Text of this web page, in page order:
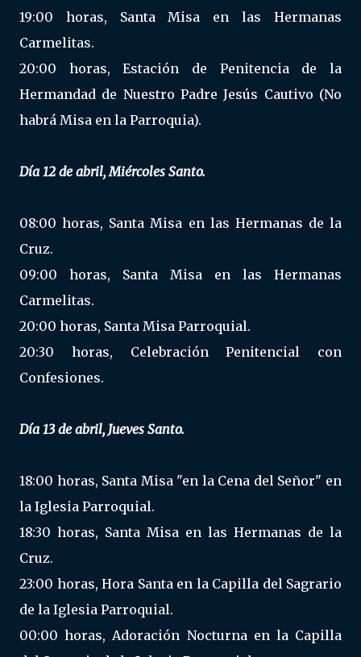
19:00 horas, Santa Misa en las Hermanas
Carmelitas.
20:00 horas, Estación de Penitencia de la
Hermandad de Nuestro Padre Jesús Cautivo (No
habrá Misa en la Parroquia).
Día 12 de abril, Miércoles Santo.
08:00 horas, Santa Misa en las Hermanas de la
Cruz.
09:00 horas, Santa Misa en las Hermanas
Carmelitas.
20:00 horas, Santa Misa Parroquial.
20:30 horas, Celebración Penitencial con
Confesiones.
Día 13 de abril, Jueves Santo.
18:00 horas, Santa Misa "en la Cena del Señor" en
la Iglesia Parroquial.
18:30 horas, Santa Misa en las Hermanas de la
Cruz.
23:00 horas, Hora Santa en la Capilla del Sagrario
de la Iglesia Parroquial.
00:00 horas, Adoración Nocturna en la Capilla